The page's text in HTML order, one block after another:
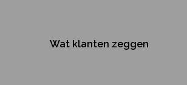
Wat klanten zeggen